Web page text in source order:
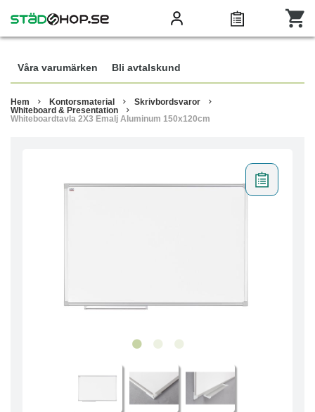
Våra varumärken Bli avtalskund
Hem Kontorsmaterial
Skrivbordsvaror
Whiteboard & Presentation
Whiteboardtavla 2X3 Emalj Aluminum 150x120cm